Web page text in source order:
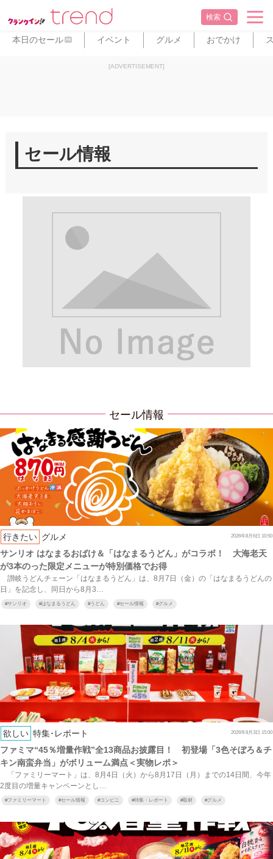
検索
本日のセール PR イベント グルメ おでかけ
[ADVERTISEMENT]
セール情報
セール情報
行きたい グルメ 2026年8月6日 10:50
サンリオ はなまるおばけ＆「はなまるうどん」がコラボ！ 大海老天
が3本のった限定メニューが特別価格でお得
讃岐うどんチェーン「はなまるうどん」は、8月7日（金）の「はなまるうどんの
日」を記念し、同日から8月3…
#サンリオ #はなまるうどん #うどん #セール情報 #グルメ
欲しい 特集･レポート 2026年8月3日 15:00
ファミマ“45％増量作戦”全13商品お披露目！ 初登場「3色そぼろ＆チ
キン南蛮弁当」がボリューム満点＜実物レポ＞
「ファミリーマート」は、8月4日（火）から8月17日（月）までの14日間、今年
2度目の増量キャンペーンとし…
#ファミリーマート #セール情報 #コンビニ #特集・レポート #取材 #グルメ